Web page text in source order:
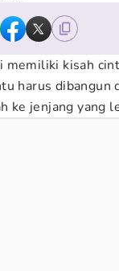
memiliki kisah
harus dibangun
ke jenjang yang